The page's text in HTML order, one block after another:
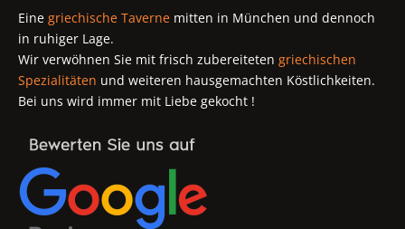
Eine griechische Taverne mitten in München und dennoch
in ruhiger Lage.
Wir verwöhnen Sie mit frisch zubereiteten griechischen
Spezialitäten und weiteren hausgemachten Köstlichkeiten.
Bei uns wird immer mit Liebe gekocht !